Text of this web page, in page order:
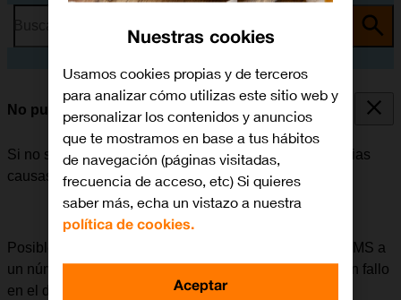
No puedo enviar ni recibir MMS
Si no se puede enviar ni recibir MMS, puede haber varias
causas posibles al problema.
Posible causa 5 de 5:
Si surgen problemas al enviar MMS a
un número determinado, se puede deber a que haya un fallo
en el dispositivo del destinatario.
Nuestras cookies
Usamos cookies propias y de terceros
para analizar cómo utilizas este sitio web y
personalizar los contenidos y anuncios
que te mostramos en base a tus hábitos
de navegación (páginas visitadas,
frecuencia de acceso, etc) Si quieres
saber más, echa un vistazo a nuestra
política de cookies.
Aceptar